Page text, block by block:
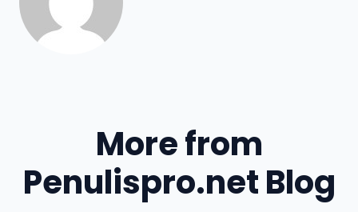
More from
Penulispro.net Blog